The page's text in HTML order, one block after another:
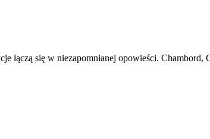
łączą się w niezapomnianej opowieści. Chambord,